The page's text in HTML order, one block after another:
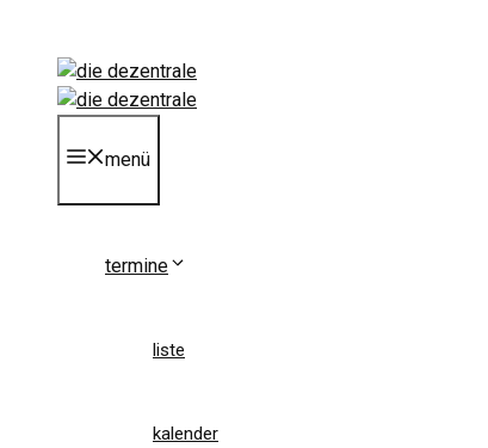
springen
menü
termine
liste
kalender